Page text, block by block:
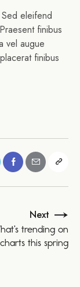
eleifend
finibus
vel augue
finibus
Next
trending on
this spring